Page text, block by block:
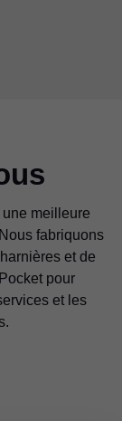
meilleure
fabriquons
et de
pour
et les